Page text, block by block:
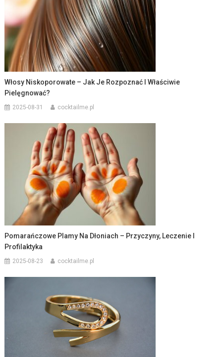
Włosy Niskoporowate – Jak Je Rozpoznać I Właściwie
Pielęgnować?
2025-08-31 cocktailme.pl
Pomarańczowe Plamy Na Dłoniach – Przyczyny, Leczenie I
Profilaktyka
2025-08-23 cocktailme.pl